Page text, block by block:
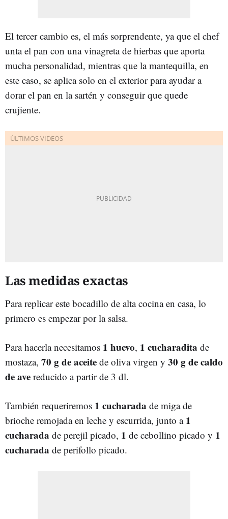
El tercer cambio es, el más sorprendente, ya que el chef
unta el pan con una vinagreta de hierbas que aporta
mucha personalidad, mientras que la mantequilla, en
este caso, se aplica solo en el exterior para ayudar a
dorar el pan en la sartén y conseguir que quede
crujiente.
Las medidas exactas
Para replicar este bocadillo de alta cocina en casa, lo
primero es empezar por la salsa.
Para hacerla necesitamos 1 huevo, 1 cucharadita de
mostaza, 70 g de aceite de oliva virgen y 30 g de caldo
de ave reducido a partir de 3 dl.
También requeriremos 1 cucharada de miga de
brioche remojada en leche y escurrida, junto a 1
cucharada de perejil picado, 1 de cebollino picado y 1
cucharada de perifollo picado.